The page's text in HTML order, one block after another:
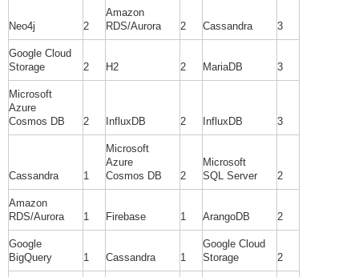
Neo4j 2
Amazon
RDS/Aurora
2 Cassandra 3
Google Cloud
Storage
2 H2 2 MariaDB 3
Microsoft
Azure
Cosmos DB
2 InfluxDB 2 InfluxDB 3
Cassandra 1
Microsoft
Azure
Cosmos DB
2
Microsoft
SQL Server
2
Amazon
RDS/Aurora
1 Firebase 1 ArangoDB 2
Google
BigQuery
1 Cassandra 1
Google Cloud
Storage
2